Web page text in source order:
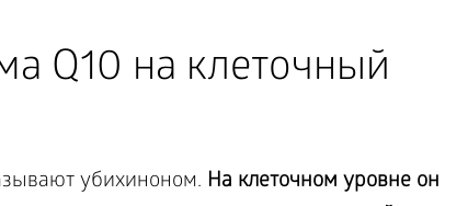
Q10 на клеточный
убихиноном. На клеточном уровне он